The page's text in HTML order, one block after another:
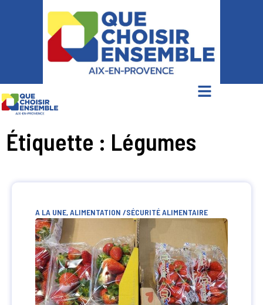
Étiquette : Légumes
A LA UNE,ALIMENTATION /SÉCURITÉ ALIMENTAIRE